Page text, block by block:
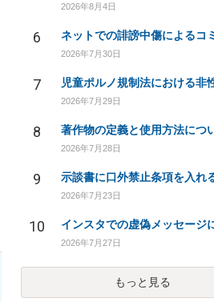
2026年8月4日
6
2026年7月30日
7
2026年7月29日
8 著作物の定義と使用方法につ
2026年7月28日
9
2026年7月23日
10
2026年7月27日
もっと見る